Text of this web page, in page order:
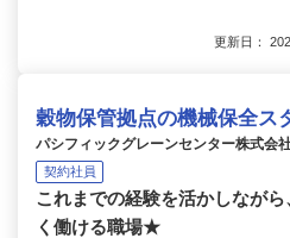
更新日：
穀物保管拠点の機械保全ス
パシフィックグレーンセンター株式
契約社員
これまでの経験を活かしなが
く働ける職場★